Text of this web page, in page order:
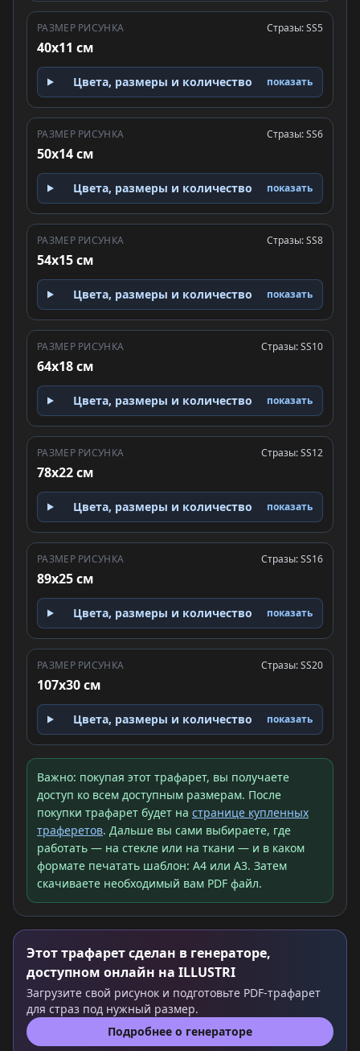
РАЗМЕР РИСУНКА
40x11 см
Стразы: SS5
Цвета, размеры и количество показать
РАЗМЕР РИСУНКА
50x14 см
Стразы: SS6
Цвета, размеры и количество показать
РАЗМЕР РИСУНКА
54x15 см
Стразы: SS8
Цвета, размеры и количество показать
РАЗМЕР РИСУНКА
64x18 см
Стразы: SS10
Цвета, размеры и количество показать
РАЗМЕР РИСУНКА
78x22 см
Стразы: SS12
Цвета, размеры и количество показать
РАЗМЕР РИСУНКА
89x25 см
Стразы: SS16
Цвета, размеры и количество показать
РАЗМЕР РИСУНКА
107x30 см
Стразы: SS20
Цвета, размеры и количество показать
Важно: покупая этот трафарет, вы получаете
доступ ко всем доступным размерам. После
покупки трафарет будет на странице купленных
траферетов. Дальше вы сами выбираете, где
работать — на стекле или на ткани — и в каком
формате печатать шаблон: A4 или A3. Затем
скачиваете необходимый вам PDF файл.
Этот трафарет сделан в генераторе,
доступном онлайн на ILLUSTRI
Загрузите свой рисунок и подготовьте PDF-трафарет
для страз под нужный размер.
Подробнее о генераторе